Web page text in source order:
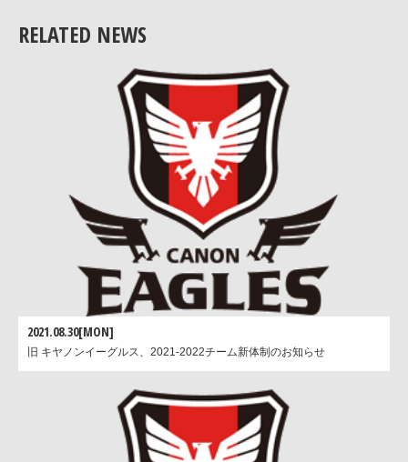
別紙のパンフレットデータ（PDF形式）
い。
RELATED NEWS
2021.08.30[MON]
旧 キヤノンイーグルス、2021-2022チーム新体制のお知らせ